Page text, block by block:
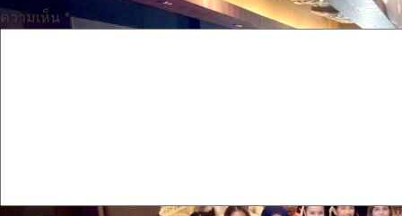
ความเห็น *